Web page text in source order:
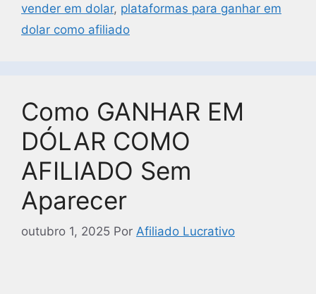
vender em dolar, plataformas para ganhar em
dolar como afiliado
Como GANHAR EM
DÓLAR COMO
AFILIADO Sem
Aparecer
outubro 1, 2025 Por Afiliado Lucrativo